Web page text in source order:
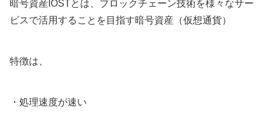
暗号資産IOSTとは、ブロックチェーン技術を様々なサー
ビスで活用することを目指す暗号資産（仮想通貨）
特徴は、
・処理速度が速い